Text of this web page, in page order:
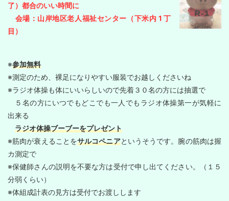
了）都合のいい時間に
会場：山岸地区老人福祉センター（下米内 1 丁
目）
※参加無料
※測定のため、裸足になりやすい服装でお越しくださいね
※ラジオ体操も体にいいらしいので先着３０名の方には抽選で
５名の方にいつでもどこでも一人でもラジオ体操第一が気軽に
出来る
ラジオ体操ブーブーをプレゼント
※筋肉が衰えることをサルコペニアというそうです。腕の筋肉は握
カ測定で
※保健師さんの説明を不要な方は受付で申し出てください。（１５
分弱くらい）
※体組成計表の見方は受付でお渡しします